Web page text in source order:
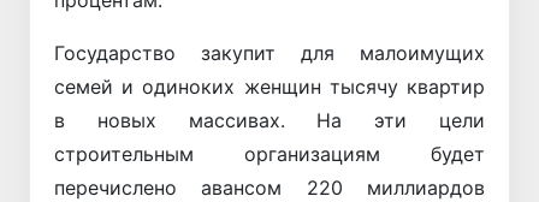
Государство закупит для малоимущих
семей и одиноких женщин тысячу квартир
в новых массивах. На эти цели
строительным организациям будет
перечислено авансом 220 миллиардов